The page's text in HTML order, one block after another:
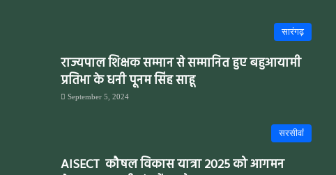
सारंगढ़
राज्यपाल शिक्षक सम्मान से सम्मानित हुए बहुआयामी
प्रतिभा के धनी पूनम सिंह साहू
September 5, 2024
सरसीवांं
AISECT कौषल विकास यात्रा 2025 को आगमन